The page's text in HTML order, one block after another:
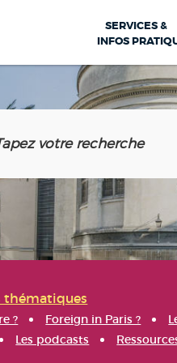
SERVICES &
INFOS
thématiques
? Foreign in Paris ?
Les podcasts